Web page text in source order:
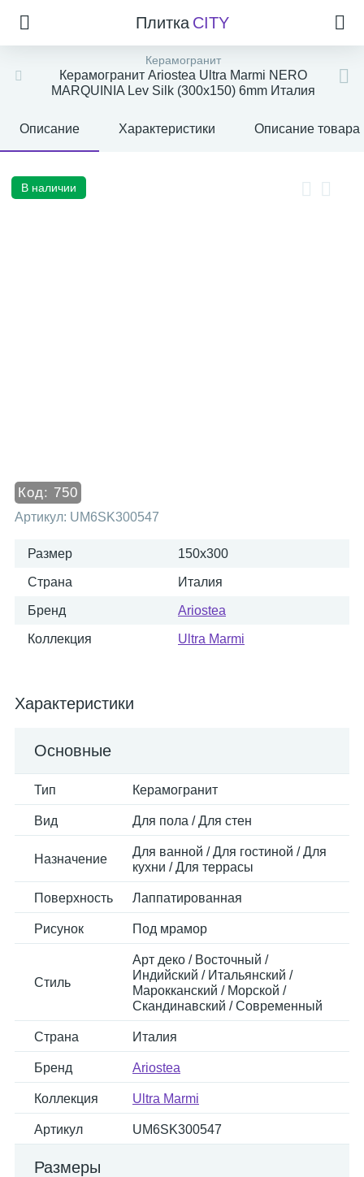
Плитка CITY
Керамогранит
Керамогранит Ariostea Ultra Marmi NERO
MARQUINIA Lev Silk (300x150) 6mm Италия
Описание Характеристики Описание товара
В наличии
Код: 750
Артикул: UM6SK300547
Размер 150x300
Страна Италия
Бренд Ariostea
Коллекция Ultra Marmi
Характеристики
Основные
Тип Керамогранит
Вид Для пола / Для стен
Назначение
Для ванной / Для гостиной / Для
кухни / Для террасы
Поверхность Лаппатированная
Рисунок Под мрамор
Стиль
Арт деко / Восточный /
Индийский / Итальянский /
Марокканский / Морской /
Скандинавский / Современный
Страна Италия
Бренд Ariostea
Коллекция Ultra Marmi
Артикул UM6SK300547
Размеры